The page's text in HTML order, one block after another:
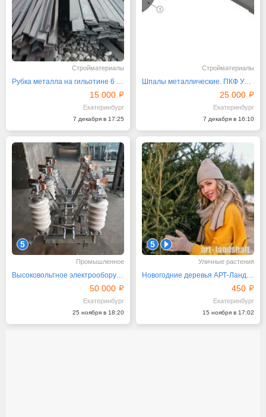
Стройматериалы
Рубка металла на гильотине 6 м Толщина до 12 мм
15 000
Екатеринбург
7 декабря в 17:25
Стройматериалы
Шпалы металлические. ПКФ Уралмост
25 000
Екатеринбург
7 декабря в 16:10
5
Промышленное
Высоковольтное электрооборудование
50 000
Екатеринбург
25 ноября в 18:20
5 1
Уличные растения
Новогодние деревья АРТ-Ландшафт
450
Екатеринбург
15 ноября в 17:02